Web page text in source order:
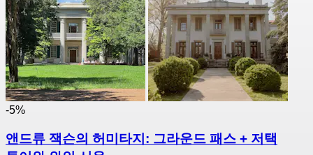
-5%
앤드류 잭슨의 허미타지: 그라운드 패스 + 저택